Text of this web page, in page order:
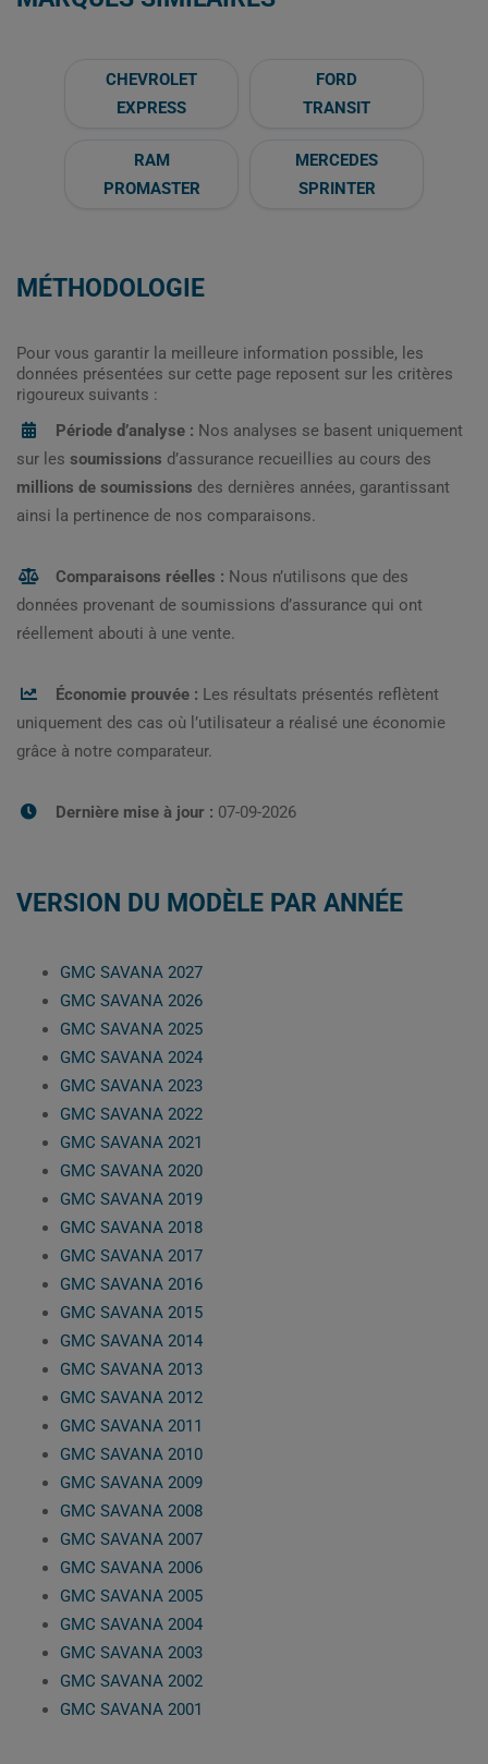
CHEVROLET
EXPRESS
FORD
TRANSIT
RAM
PROMASTER
MERCEDES
SPRINTER
MÉTHODOLOGIE
Pour vous garantir la meilleure information possible, les
données présentées sur cette page reposent sur les critères
rigoureux suivants :
Période d’analyse : Nos analyses se basent uniquement
sur les soumissions d’assurance recueillies au cours des
millions de soumissions des dernières années, garantissant
ainsi la pertinence de nos comparaisons.
Comparaisons réelles : Nous n’utilisons que des
données provenant de soumissions d’assurance qui ont
réellement abouti à une vente.
Économie prouvée : Les résultats présentés reflètent
uniquement des cas où l’utilisateur a réalisé une économie
grâce à notre comparateur.
Dernière mise à jour : 07-09-2026
VERSION DU MODÈLE PAR ANNÉE
GMC SAVANA 2027
GMC SAVANA 2026
GMC SAVANA 2025
GMC SAVANA 2024
GMC SAVANA 2023
GMC SAVANA 2022
GMC SAVANA 2021
GMC SAVANA 2020
GMC SAVANA 2019
GMC SAVANA 2018
GMC SAVANA 2017
GMC SAVANA 2016
GMC SAVANA 2015
GMC SAVANA 2014
GMC SAVANA 2013
GMC SAVANA 2012
GMC SAVANA 2011
GMC SAVANA 2010
GMC SAVANA 2009
GMC SAVANA 2008
GMC SAVANA 2007
GMC SAVANA 2006
GMC SAVANA 2005
GMC SAVANA 2004
GMC SAVANA 2003
GMC SAVANA 2002
GMC SAVANA 2001